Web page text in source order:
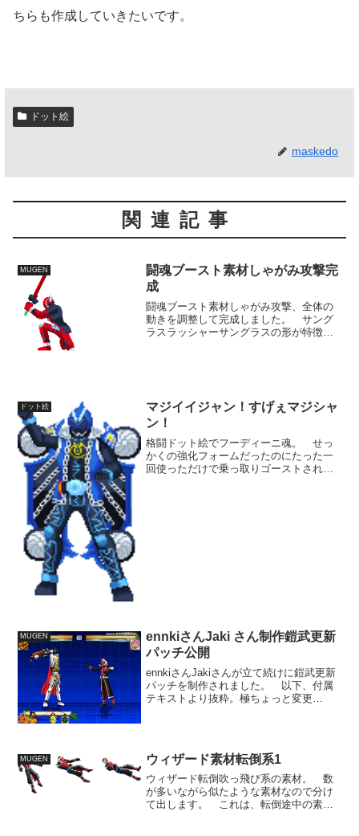
ちらも作成していきたいです。
ドット絵
maskedo
関連記事
MUGEN
闘魂ブースト素材しゃがみ攻撃完
成
闘魂ブースト素材しゃがみ攻撃、全体の
動きを調整して完成しました。 サング
ラスラッシャーサングラスの形が特徴的
ドット絵
マジイイジャン！すげぇマジシャ
ン！
格闘ドット絵でフーディーニ魂。 せっ
かくの強化フォームだったのにたった一
回使っただけで乗っ取りゴーストされた
MUGEN
ennkiさんJaki さん制作鎧武更新
パッチ公開
ennkiさんJakiさんが立て続けに鎧武更新
パッチを制作されました。 以下、付属
テキストより抜粋。極ちょっと変更
MUGEN ウィザード素材転倒系1
ウィザード転倒吹っ飛び系の素材。 数
が多いながら似たような素材なので分け
て出します。 これは、転倒途中の素